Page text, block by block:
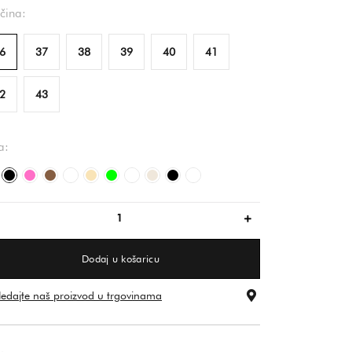
37 38 39 40 41
43
bijela
crnaružičasta
smeđbijelabežzelenabijelasvijetlo bež
crnavečbarvno
Dodaj u košaricu
naš proizvod u trgovinama